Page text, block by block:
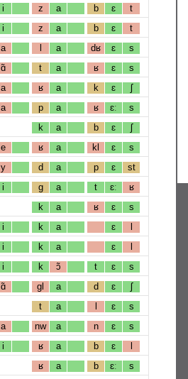
i z a b ɛ t
i z a b ɛ t
a l a dʁ ɛ s
ɑ̃ t a ʁ ɛ s
a ʁ a k ɛ ʃ
a p a ʁ ɛː s
k a b ɛ ʃ
e ʁ a kl ɛ s
y d a p ɛ st
i g a t ɛː ʁ
k a ʁ ɛ s
i k a ɛ l
i k a ɛ l
i k ɔ̃ t ɛ s
ɑ̃ gl a d ɛ ʃ
t a l ɛ s
a nw a n ɛ s
i ʁ a b ɛ l
ʁ a b ɛː s